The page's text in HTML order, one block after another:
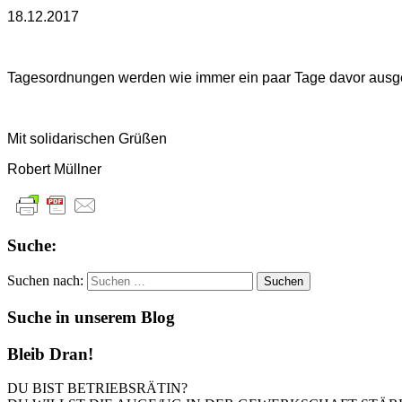
18.12.2017
Tagesordnungen werden wie immer ein paar Tage davor
Mit solidarischen Grüßen
Robert Müllner
Suche:
Suchen nach:
Suche in unserem Blog
Bleib Dran!
DU BIST BETRIEBSRÄTIN?